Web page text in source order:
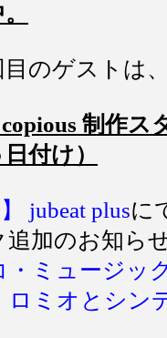
のゲストは
制作ス
付け）
】 jubeat plusに
追加のお知ら
・ミュージッ
ロミオとシン